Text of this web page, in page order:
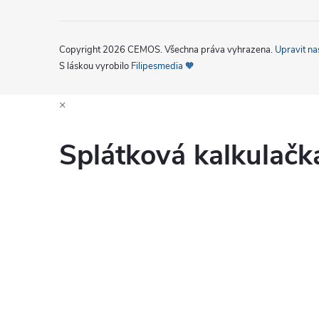
Copyright 2026 CEMOS. Všechna práva vyhrazena. Upravit
S láskou vyrobilo Filipesmedia 🧡
×
Splátková